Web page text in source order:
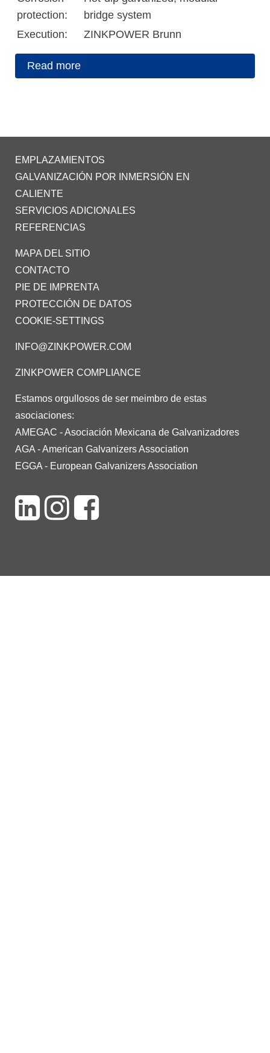
protection:
bridge system
Execution:
ZINKPOWER Brunn
Read more
EMPLAZAMIENTOS
GALVANIZACIÓN POR INMERSIÓN EN
CALIENTE
SERVICIOS ADICIONALES
REFERENCIAS
MAPA DEL SITIO
CONTACTO
PIE DE IMPRENTA
PROTECCIÓN DE DATOS
COOKIE-SETTINGS
INFO@ZINKPOWER.COM
ZINKPOWER COMPLIANCE
Estamos orgullosos de ser meimbro de estas
asociaciones:
AMEGAC - Asociación Mexicana de Galvanizadores
AGA - American Galvanizers Association
EGGA - European Galvanizers Association